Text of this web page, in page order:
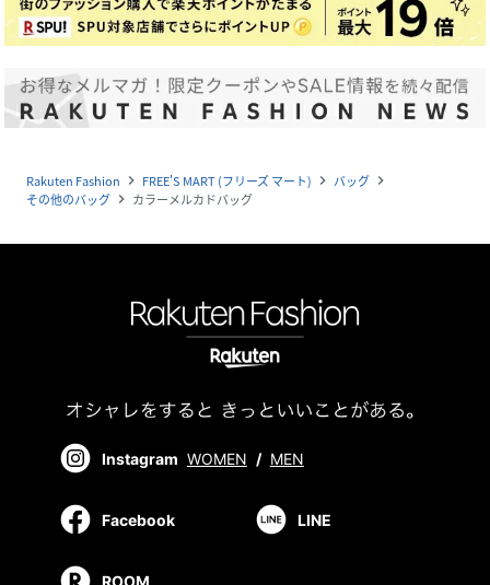
Rakuten Fashion navigate_next FREE'S MART (フリーズ マート) navigate_next バッグ navigate_next
その他のバッグ navigate_next カラーメルカドバッグ
Instagram WOMEN / MEN
Facebook LINE
ROOM